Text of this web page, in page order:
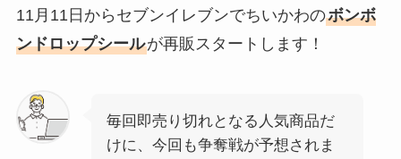
11月11日からセブンイレブンでちいかわのボンボ
ンドロップシールが再販スタートします！
毎回即売り切れとなる人気商品だ
けに、今回も争奪戦が予想されま